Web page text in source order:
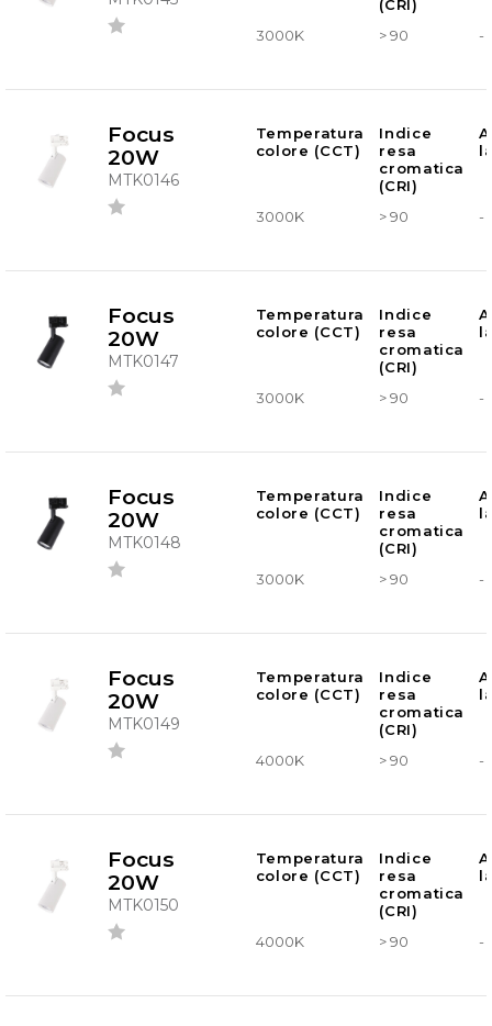
(CRI)
3000K
> 90 -
Focus
20W
MTK0146
Temperatura
colore (CCT)
Indice
resa
cromatica
(CRI)
3000K > 90 -
Focus
20W
MTK0147
Temperatura
colore (CCT)
Indice
resa
cromatica
(CRI)
3000K > 90 -
Focus
20W
MTK0148
Temperatura
colore (CCT)
Indice
resa
cromatica
(CRI)
3000K > 90 -
Focus
20W
MTK0149
Temperatura
colore (CCT)
Indice
resa
cromatica
(CRI)
4000K > 90 -
Focus
20W
MTK0150
Temperatura
colore (CCT)
Indice
resa
cromatica
(CRI)
4000K > 90 -